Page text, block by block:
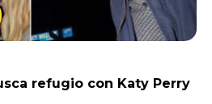
refugio con Katy Perry